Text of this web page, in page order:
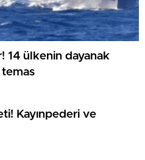
14 ülkenin dayanak
Kayınpederi ve